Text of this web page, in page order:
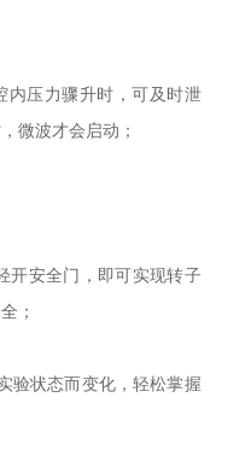
内压力骤升时，可及时泄
微波才会启动；
开安全门，即可实现转子
；
验状态而变化，轻松掌握